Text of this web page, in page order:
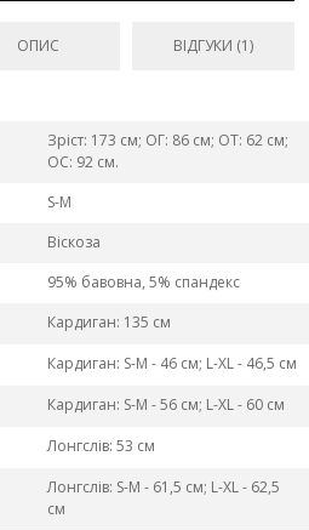
ОПИС ВІДГУКИ (1)
Зріст: 173 см; ОГ: 86 см; ОТ: 62 см;
ОС: 92 см.
S-M
Віскоза
95% бавовна, 5% спандекс
Кардиган: 135 см
Кардиган: S-M - 46 см; L-ХL - 46,5 см
Кардиган: S-M - 56 см; L-ХL - 60 см
Лонгслів: 53 см
Лонгслів: S-M - 61,5 см; L-ХL - 62,5
см